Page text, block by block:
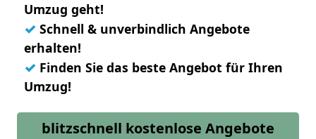
Umzug geht!
✓ Schnell & unverbindlich Angebote
erhalten!
✓ Finden Sie das beste Angebot für Ihren
Umzug!
blitzschnell kostenlose Angebote